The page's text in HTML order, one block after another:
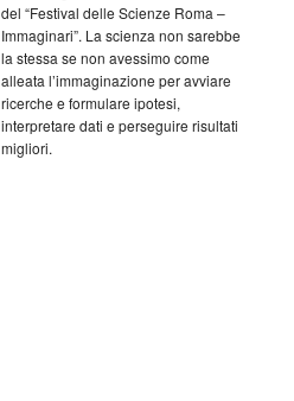
del “Festival delle Scienze Roma –
Immaginari”. La scienza non sarebbe
la stessa se non avessimo come
alleata l’immaginazione per avviare
ricerche e formulare ipotesi,
interpretare dati e perseguire risultati
migliori.